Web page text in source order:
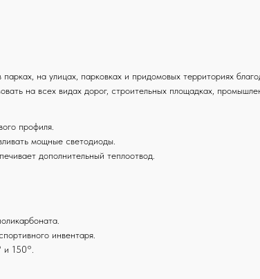
на улицах, парковках и придомовых территориях
на всех видах дорог, строительных площадках,
профиля.
мощные светодиоды.
дополнительный теплоотвод.
инвентаря.
и 150°.